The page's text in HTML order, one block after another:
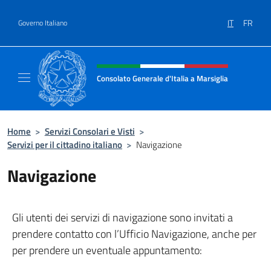
Governo Italiano IT FR
Intestazione sito, social e menù
Consolato Generale d'Italia a Marsiglia
Home > Servizi Consolari e Visti >
Servizi per il cittadino italiano > Navigazione
Navigazione
Gli utenti dei servizi di navigazione sono invitati a
prendere contatto con l’Ufficio Navigazione, anche per
per prendere un eventuale appuntamento: